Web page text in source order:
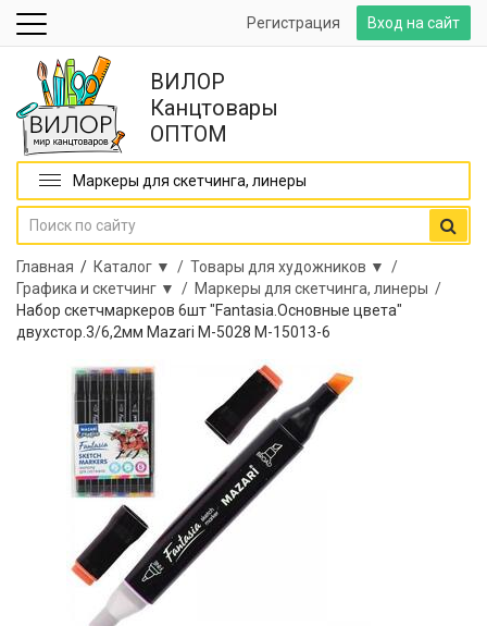
Вход на сайт
Регистрация
ВИЛОР
Канцтовары
ОПТОМ
Маркеры для скетчинга, линеры
Главная / Каталог ▼ / Товары для художников ▼ /
Графика и скетчинг ▼ / Маркеры для скетчинга, линеры /
Набор скетчмаркеров 6шт "Fantasia.Основные цвета"
двухстор.3/6,2мм Mazari М-5028 М-15013-6